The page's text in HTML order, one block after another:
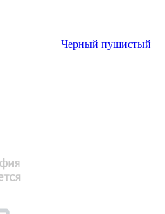
Черный пушистый